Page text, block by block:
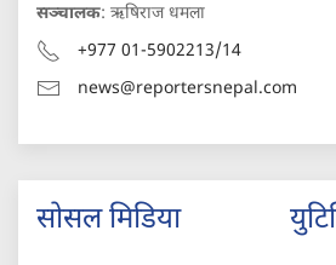
सञ्चालक: ऋषिराज धमला
+977 01-5902213/14
news@reportersnepal.com
सोसल मिडिया